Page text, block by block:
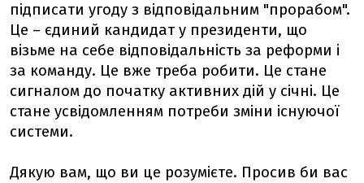
підписати угоду з відповідальним "прорабом".
Це – єдиний кандидат у президенти, що
візьме на себе відповідальність за реформи і
за команду. Це вже треба робити. Це стане
сигналом до початку активних дій у січні. Це
стане усвідомленням потреби зміни існуючої
системи.
Дякую вам, що ви це розумієте. Просив би вас